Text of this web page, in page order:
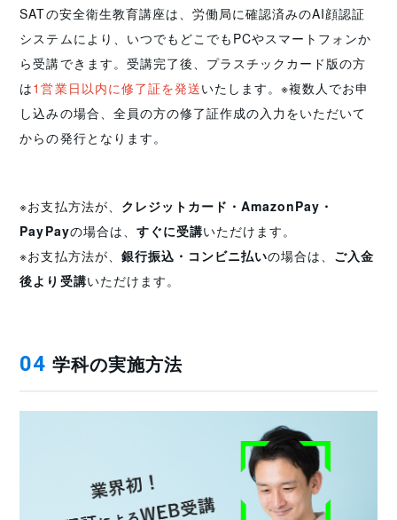
SATの安全衛生教育講座は、労働局に確認済みのAI顔認証
システムにより、いつでもどこでもPCやスマートフォンか
ら受講できます。受講完了後、プラスチックカード版の方
は1営業日以内に修了証を発送いたします。※複数人でお申
し込みの場合、全員の方の修了証作成の入力をいただいて
からの発行となります。
※お支払方法が、 クレジットカード・AmazonPay・
PayPayの場合は、 すぐに受講いただけます。
※お支払方法が、 銀行振込・コンビニ払いの場合は、 ご入金
後より受講いただけます。
04 学科の実施方法